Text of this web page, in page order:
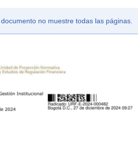
no muestre todas las páginas.